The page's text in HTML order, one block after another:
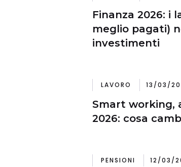
Finanza 2026: i
meglio pagati)
investimenti
LAVORO 13/03/
Smart working,
2026: cosa
PENSIONI 12/03/